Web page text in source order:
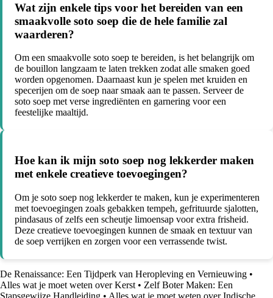
Wat zijn enkele tips voor het bereiden van een
smaakvolle soto soep die de hele familie zal
waarderen?
Om een smaakvolle soto soep te bereiden, is het belangrijk om
de bouillon langzaam te laten trekken zodat alle smaken goed
worden opgenomen. Daarnaast kun je spelen met kruiden en
specerijen om de soep naar smaak aan te passen. Serveer de
soto soep met verse ingrediënten en garnering voor een
feestelijke maaltijd.
Hoe kan ik mijn soto soep nog lekkerder maken
met enkele creatieve toevoegingen?
Om je soto soep nog lekkerder te maken, kun je experimenteren
met toevoegingen zoals gebakken tempeh, gefrituurde sjalotten,
pindasaus of zelfs een scheutje limoensap voor extra frisheid.
Deze creatieve toevoegingen kunnen de smaak en textuur van
de soep verrijken en zorgen voor een verrassende twist.
De Renaissance: Een Tijdperk van Heropleving en Vernieuwing •
Alles wat je moet weten over Kerst • Zelf Boter Maken: Een
Stapsgewijze Handleiding • Alles wat je moet weten over Indische